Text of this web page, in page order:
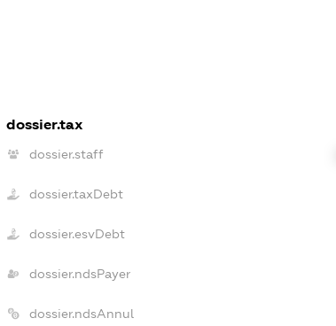
dossier.tax
dossier.staff
dossier.taxDebt
dossier.esvDebt
dossier.ndsPayer
dossier.ndsAnnul